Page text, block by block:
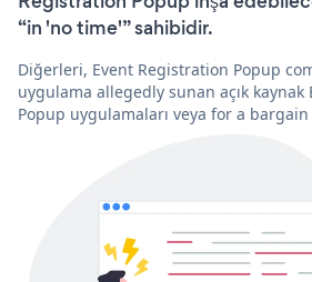
“in 'no time'” sahibidir.
Diğerleri, Event Registration Popup
uygulama allegedly sunan açık kaynak
Popup uygulamaları veya for a bargain